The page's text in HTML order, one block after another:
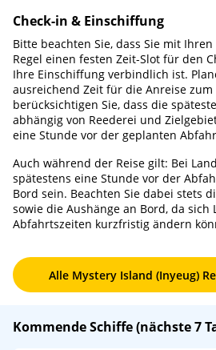
Check-in & Einschiffung
Bitte beachten Sie, dass Sie mit
Regel einen festen Zeit-Slot für den
Ihre Einschiffung verbindlich ist.
ausreichend Zeit für die Anreise
berücksichtigen Sie, dass die
abhängig von Reederei und
eine Stunde vor der geplanten
Auch während der Reise gilt: Bei
spätestens eine Stunde vor der
Bord sein. Beachten Sie dabei stets
sowie die Aushänge an Bord, da sich
Abfahrtszeiten kurzfristig ändern
Alle Mystery Island (Inyeug)
Kommende Schiffe (nächste 7